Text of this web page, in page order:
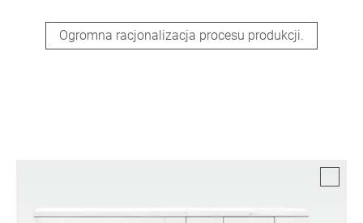
Ogromna racjonalizacja procesu produkcji.